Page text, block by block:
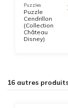
Puzzles
Puzzle
Cendrillon
(Collection
Château
Disney)
16 autres